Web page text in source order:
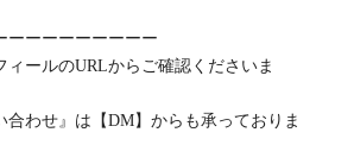
ーーーーーーーーー
ィールのURLからご確認くださいま
合わせ』は【DM】からも承っておりま